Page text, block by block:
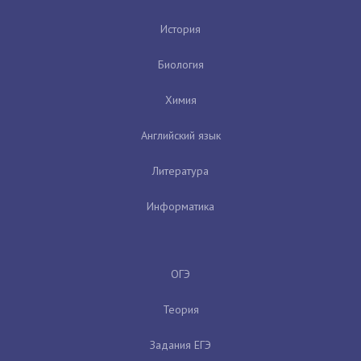
История
Биология
Химия
Английский язык
Литература
Информатика
ОГЭ
Теория
Задания ЕГЭ